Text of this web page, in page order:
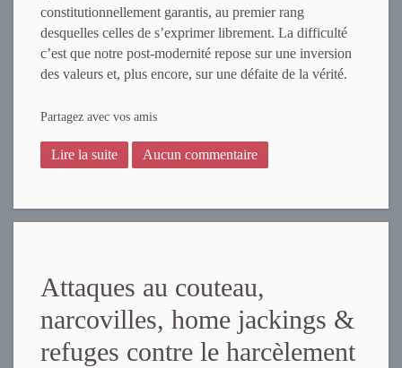
constitutionnellement garantis, au premier rang
desquelles celles de s’exprimer librement. La difficulté
c’est que notre post-modernité repose sur une inversion
des valeurs et, plus encore, sur une défaite de la vérité.
Partagez avec vos amis
Lire la suite Aucun commentaire
Attaques au couteau,
narcovilles, home jackings &
refuges contre le harcèlement